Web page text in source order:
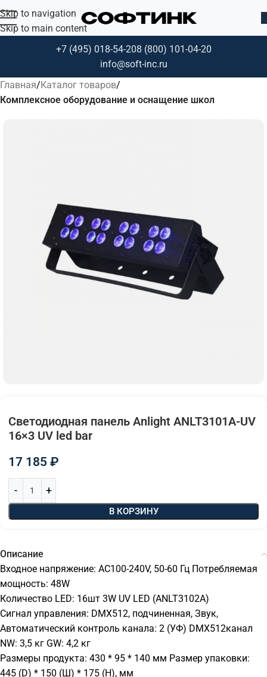
Skip to navigation
Skip to main content
+7 (495) 018-54-208 (800) 101-04-20
info@soft-inc.ru
Главная Каталог товаров
Комплексное оборудование и оснащение школ
Светодиодная панель Anlight ANLT3101A-UV
16×3 UV led bar
17 185 ₽
В КОРЗИНУ
Описание
Входное напряжение: AC100-240V, 50-60 Гц Потребляемая
мощность: 48W
Количество LED: 16шт 3W UV LED (ANLT3102A)
Сигнал управления: DMX512, подчиненная, Звук,
Автоматический контроль канала: 2 (УФ) DMX512канал
NW: 3,5 кг GW: 4,2 кг
Размеры продукта: 430 * 95 * 140 мм Размер упаковки:
445 (D) * 150 (Ш) * 175 (H), мм